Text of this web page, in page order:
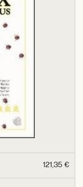
121,35 €